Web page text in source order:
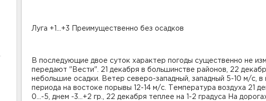
Луга +1...+3 Преимущественно без осадков
В последующие двое суток характер погоды существенно не
передают "Вести". 21 декабря в большинстве районов, 22
небольшие осадки. Ветер северо-западный, западный 5-10 м/с, в
периода на востоке порывы 12-14 м/с. Температура воздуха 21
0...-5, днем -3...+2 гр., 22 декабря теплее на 1-2 градуса На